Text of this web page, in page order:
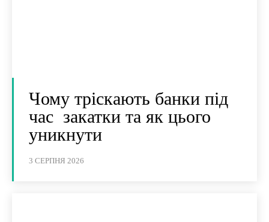
Чому тріскають банки під
час закатки та як цього
уникнути
3 СЕРПНЯ 2026